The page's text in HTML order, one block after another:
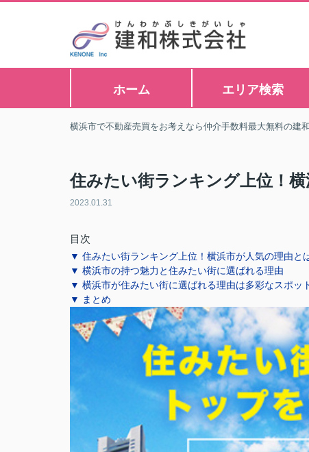
ホーム エリア検索
横浜市で不動産売買をお考えなら仲介手数料最大無料の建
住みたい街ランキング上位！
2023.01.31
目次
▼ 住みたい街ランキング上位！横浜市が人気の理由と
▼ 横浜市の持つ魅力と住みたい街に選ばれる理由
▼ 横浜市が住みたい街に選ばれる理由は多彩なスポッ
▼ まとめ